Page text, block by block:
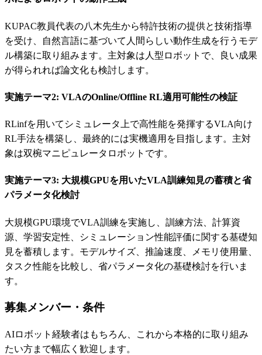
KUPAC教員代表の八木先生から特許技術の提供と技術指導
を受け、自然言語に基づいて人間らしい動作生成を行うモデ
ル構築に取り組みます。主対象は人型ロボットで、良い成果
が得られれば論文化も検討します。
実施テーマ2: VLAのOnline/Offline RL適用可能性の検証
RLinfを用いてシミュレータ上で高性能を発揮するVLA向け
RL手法を構築し、最終的には実機適用を目指します。主対
象は双椀マニピュレータロボットです。
実施テーマ3: 大規模GPUを用いたVLA訓練知見の蓄積と省
パラメータ化検討
大規模GPU環境でVLA訓練を実施し、訓練方法、計算資
源、学習安定性、シミュレーション性能評価に関する基礎知
見を蓄積します。モデルサイズ、推論速度、メモリ使用量、
タスク性能を比較し、省パラメータ化の基礎検討を行いま
す。
募集メンバー・条件
AIロボット経験者はもちろん、これから本格的に取り組み
たい方まで幅広く歓迎します。